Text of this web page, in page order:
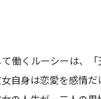
働くルーシーは、
自身は恋愛を感情